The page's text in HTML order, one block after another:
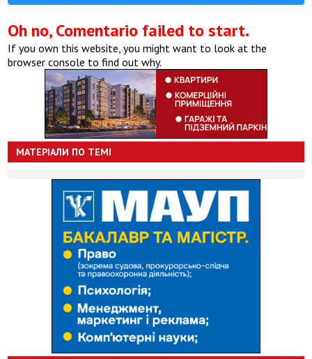
Oh no, Comentario failed to start.
If you own this website, you might want to look at the
browser console to find out why.
МАТЕРІАЛИ ПО ТЕМІ